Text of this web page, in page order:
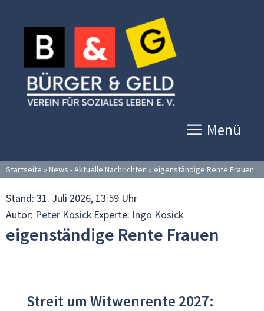
Inhalt
springen
Menü
Startseite » News - Aktuelle Nachrichten » eigenständige Rente Frauen
Stand: 31. Juli 2026, 13:59 Uhr
Autor: Peter Kosick Experte: Ingo Kosick
eigenständige Rente Frauen
Streit um Witwenrente 2027: